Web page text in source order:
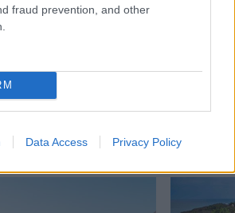
fraud prevention, and other
Data Access Privacy Policy